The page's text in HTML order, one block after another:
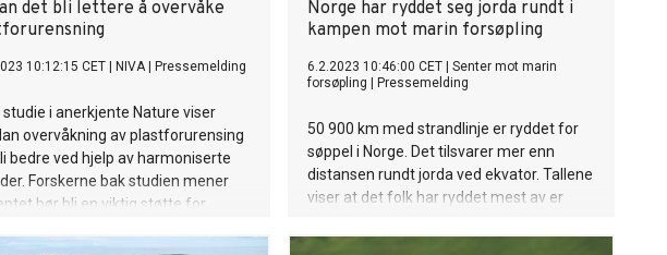
det bli lettere å overvåke
10:12:15 CET NIVA| Pressemelding
studie i anerkjente Nature viser
overvåkning av plastforurensing
bedre ved hjelp av harmoniserte
Forskerne bak studien mener
bør bli en viktig støtte for
Norge har ryddet seg jorda rundt i
kampen mot marin forsøpling
6.2.2023 10:46:00 CET
Senter mot marin
forsøpling
Pressemelding
50 900 km med strandlinje er ryddet for
søppel i Norge. Det tilsvarer mer enn
distansen rundt jorda ved ekvator. Tallene
viser at det folk har ryddet mest av er